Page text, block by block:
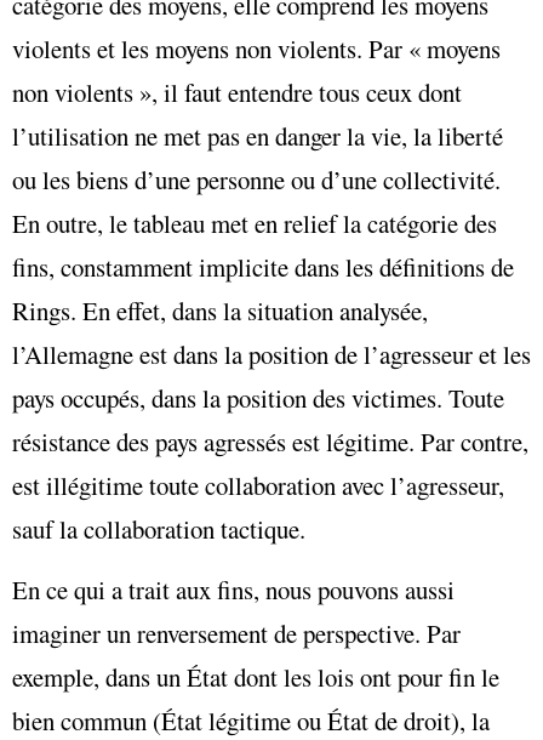
violents et les moyens non violents. Par « moyens
non violents », il faut entendre tous ceux dont
l’utilisation ne met pas en danger la vie, la liberté
ou les biens d’une personne ou d’une collectivité.
En outre, le tableau met en relief la catégorie des
fins, constamment implicite dans les définitions de
Rings. En effet, dans la situation analysée,
l’Allemagne est dans la position de l’agresseur et les
pays occupés, dans la position des victimes. Toute
résistance des pays agressés est légitime. Par contre,
est illégitime toute collaboration avec l’agresseur,
sauf la collaboration tactique.
En ce qui a trait aux fins, nous pouvons aussi
imaginer un renversement de perspective. Par
exemple, dans un État dont les lois ont pour fin le
bien commun (État légitime ou État de droit), la